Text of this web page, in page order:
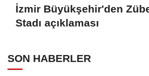
İzmir Büyükşehir'den
Stadı açıklaması
SON HABERLER